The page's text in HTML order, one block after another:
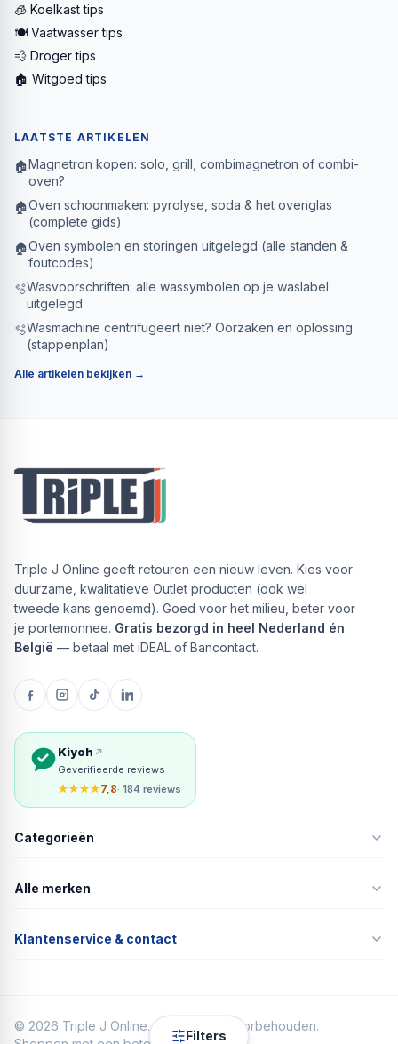
Filters
🧊 Koelkast tips
🍽️ Vaatwasser tips
💨 Droger tips
🏠 Witgoed tips
LAATSTE ARTIKELEN
🏠Magnetron kopen: solo, grill, combimagnetron of combi-
oven?
🏠Oven schoonmaken: pyrolyse, soda & het ovenglas
(complete gids)
🏠Oven symbolen en storingen uitgelegd (alle standen &
foutcodes)
🫧Wasvoorschriften: alle wassymbolen op je waslabel
uitgelegd
🫧Wasmachine centrifugeert niet? Oorzaken en oplossing
(stappenplan)
Alle artikelen bekijken →
Triple J Online geeft retouren een nieuw leven. Kies voor
duurzame, kwalitatieve Outlet producten (ook wel
tweede kans genoemd). Goed voor het milieu, beter voor
je portemonnee. Gratis bezorgd in heel Nederland én
België — betaal met iDEAL of Bancontact.
Kiyoh
Geverifieerde reviews
★★★★7,8· 184 reviews
Categorieën
Alle merken
Klantenservice & contact
© 2026 Triple J Online. Alle rechten voorbehouden.